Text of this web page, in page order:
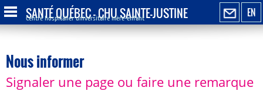
EN
SANTÉ QUÉBEC - CHU SAINTE-JUSTINE
Centre hospitalier universitaire mère-enfant
Nous informer
Signaler une page ou faire une remarque